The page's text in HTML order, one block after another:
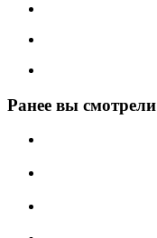
Ранее вы смотрели